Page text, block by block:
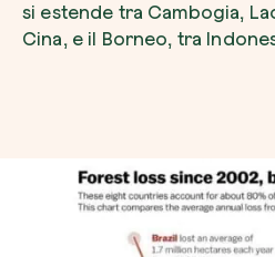
si estende tra Cambogia,
Cina, e il Borneo, tra